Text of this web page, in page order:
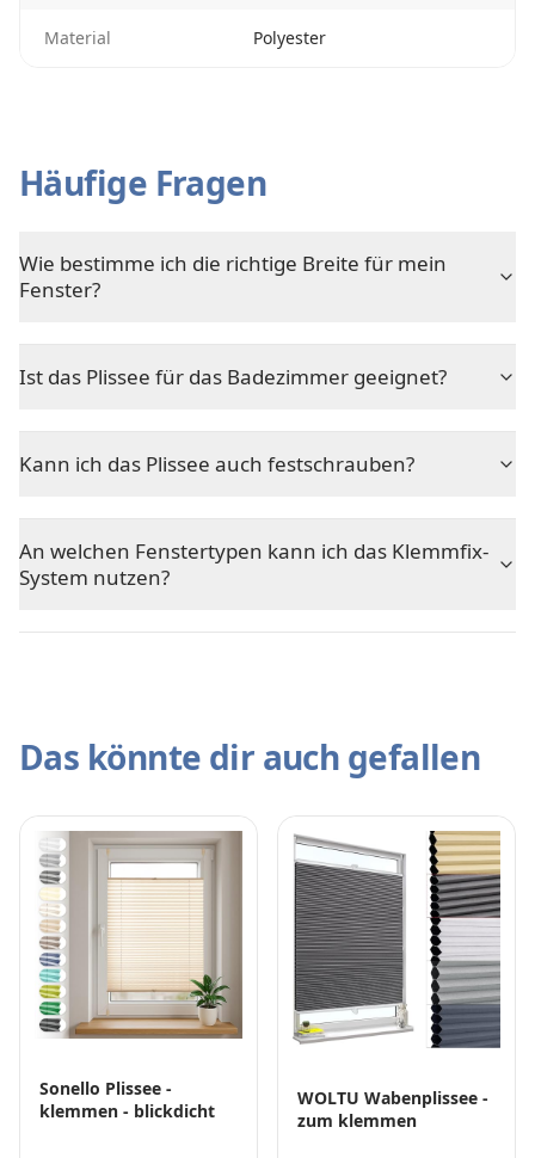
Material Polyester
Häufige Fragen
Wie bestimme ich die richtige Breite für mein
Fenster?
Ist das Plissee für das Badezimmer geeignet?
Kann ich das Plissee auch festschrauben?
An welchen Fenstertypen kann ich das Klemmfix-
System nutzen?
Das könnte dir auch gefallen
Sonello Plissee -
klemmen - blickdicht
WOLTU Wabenplissee -
zum klemmen